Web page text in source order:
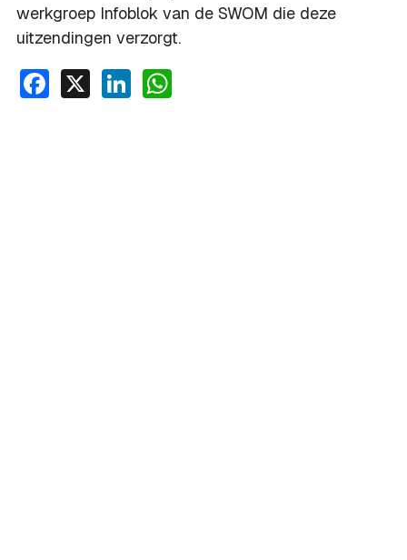
werkgroep Infoblok van de SWOM die deze
uitzendingen verzorgt.
Facebook
X LinkedIn